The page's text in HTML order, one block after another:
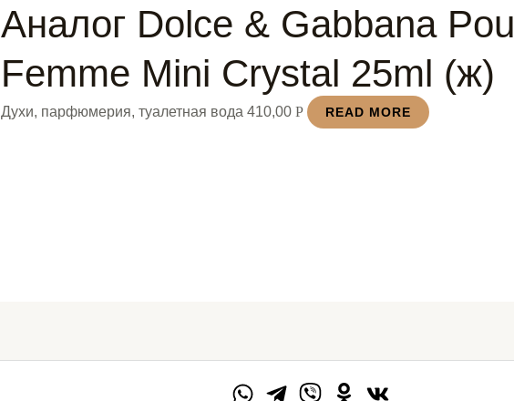
Аналог Dolce & Gabbana
Femme Mini Crystal 25ml (ж)
Духи, парфюмерия, туалетная вода410,00Р READ MORE